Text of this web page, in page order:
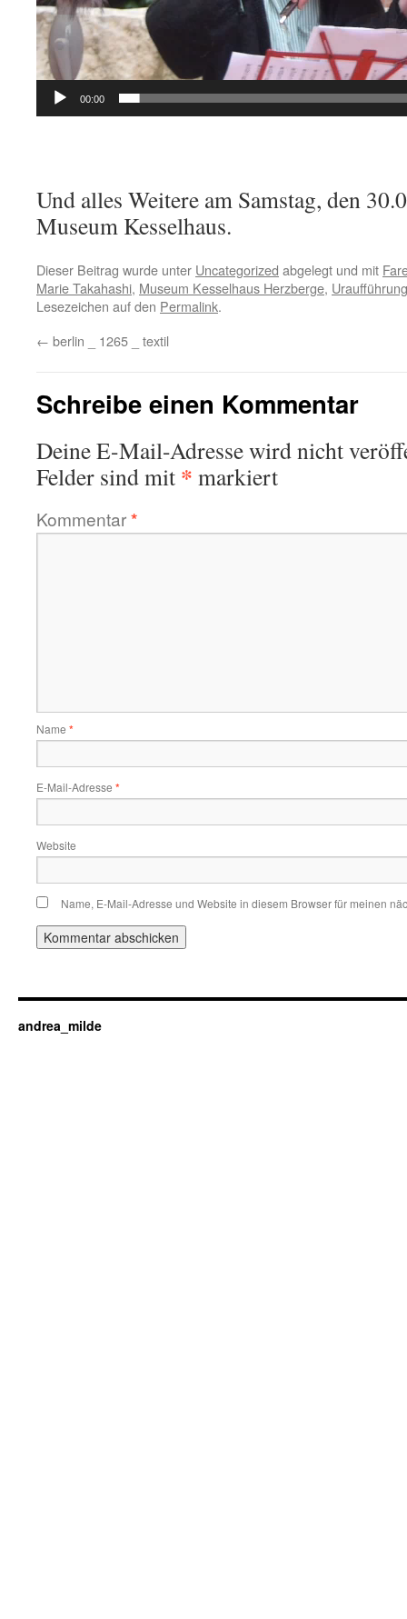
00:00
Und alles Weitere am Samstag, den
Museum Kesselhaus.
Dieser Beitrag wurde unter Uncategorized abgelegt und mit
Marie Takahashi, Museum Kesselhaus Herzberge, Uraufführung
Lesezeichen auf den Permalink.
← berlin _ 1265 _ textil
Schreibe einen Kommentar
Deine E-Mail-Adresse wird nicht
Felder sind mit * markiert
Kommentar*
Name *
E-Mail-Adresse *
Website
Name, E-Mail-Adresse und Website in diesem Browser für meinen
andrea_milde